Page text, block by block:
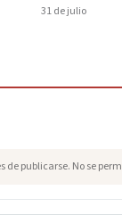
31 de julio
de publicarse. No se